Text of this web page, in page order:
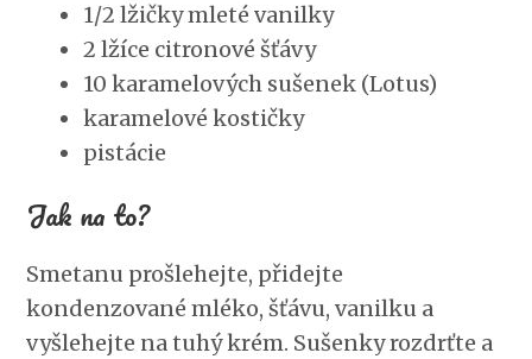
1/2 lžičky mleté vanilky
2 lžíce citronové šťávy
10 karamelových sušenek (Lotus)
karamelové kostičky
pistácie
Jak na to?
Smetanu prošlehejte, přidejte
kondenzované mléko, šťávu, vanilku a
vyšlehejte na tuhý krém. Sušenky rozdrťte a